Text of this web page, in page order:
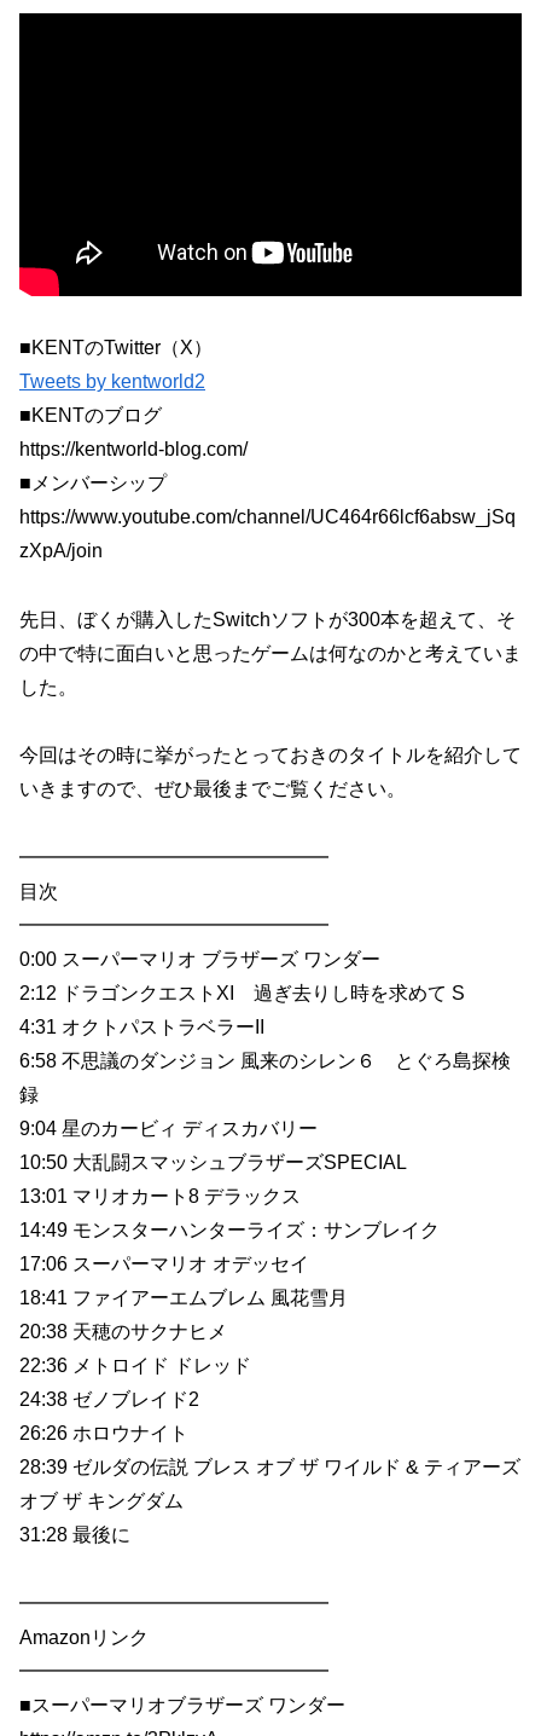
■KENTのTwitter（X）
Tweets by kentworld2
■KENTのブログ
https://kentworld-blog.com/
■メンバーシップ
https://www.youtube.com/channel/UC464r66lcf6absw_jSq
zXpA/join
先日、ぼくが購入したSwitchソフトが300本を超えて、そ
の中で特に面白いと思ったゲームは何なのかと考えていま
した。
今回はその時に挙がったとっておきのタイトルを紹介して
いきますので、ぜひ最後までご覧ください。
━━━━━━━━━━━━━━━━
目次
━━━━━━━━━━━━━━━━
0:00 スーパーマリオ ブラザーズ ワンダー
2:12 ドラゴンクエストXI 過ぎ去りし時を求めて S
4:31 オクトパストラベラーII
6:58 不思議のダンジョン 風来のシレン６ とぐろ島探検
録
9:04 星のカービィ ディスカバリー
10:50 大乱闘スマッシュブラザーズSPECIAL
13:01 マリオカート8 デラックス
14:49 モンスターハンターライズ：サンブレイク
17:06 スーパーマリオ オデッセイ
18:41 ファイアーエムブレム 風花雪月
20:38 天穂のサクナヒメ
22:36 メトロイド ドレッド
24:38 ゼノブレイド2
26:26 ホロウナイト
28:39 ゼルダの伝説 ブレス オブ ザ ワイルド & ティアーズ
オブ ザ キングダム
31:28 最後に
━━━━━━━━━━━━━━━━
Amazonリンク
━━━━━━━━━━━━━━━━
■スーパーマリオブラザーズ ワンダー